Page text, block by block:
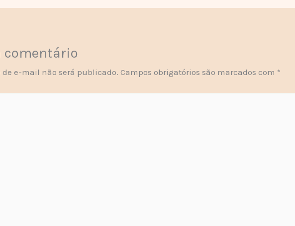
comentário
de e-mail não será publicado. Campos obrigatórios são marcados com *